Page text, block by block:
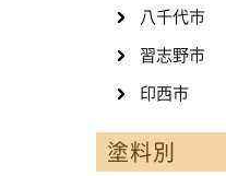
八千代市
習志野市
印西市
塗料別